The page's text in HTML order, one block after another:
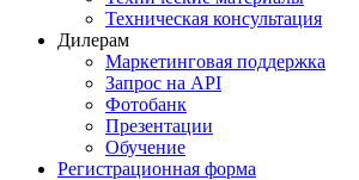
Техническая консультация
Дилерам
Маркетинговая поддержка
Запрос на API
Фотобанк
Презентации
Обучение
Регистрационная форма